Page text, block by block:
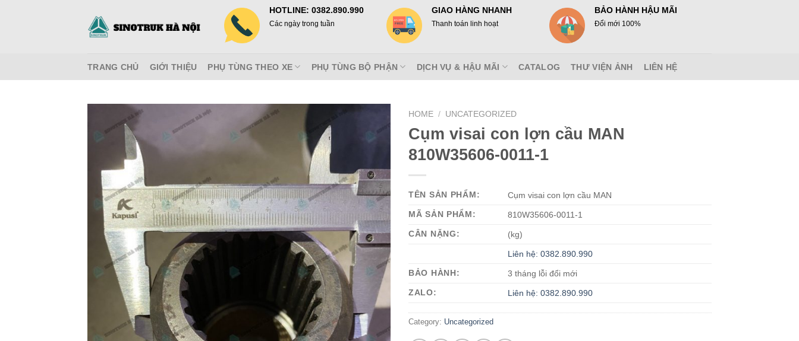
HOTLINE: 0382.890.990
Các ngày trong tuần
GIAO HÀNG NHANH
Thanh toán linh hoạt
BẢO HÀNH HẬU MÃI
Đổi mới 100%
TRANG CHỦ GIỚI THIỆU PHỤ TÙNG THEO XE PHỤ TÙNG BỘ PHẬN DỊCH VỤ & HẬU MÃI CATALOG THƯ VIỆN ẢNH LIÊN HỆ
HOME / UNCATEGORIZED
Cụm visai con lợn cầu MAN
810W35606-0011-1
TÊN SẢN PHẨM:
Cụm visai con lợn cầu MAN
MÃ SẢN PHẨM:
810W35606-0011-1
CÂN NẶNG:
(kg)
Liên hệ: 0382.890.990
BẢO HÀNH:
3 tháng lỗi đổi mới
ZALO:
Liên hệ: 0382.890.990
Category: Uncategorized